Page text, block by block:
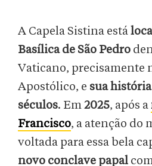
A Capela Sistina está
Basílica de São Pedro
Vaticano, precisamente
Apostólico, e sua
séculos. Em2025, após a
Francisco, a atenção do
voltada para essa bela
novo conclave papal